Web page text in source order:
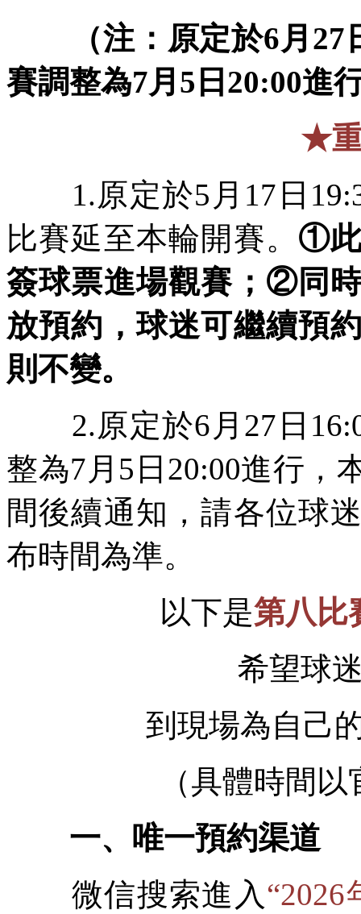
（注：原定於6月
賽調整為7月5日20:00進
★
1.原定於5月17日
比賽延至本輪開賽。 ①此
簽球票進場觀賽；②同
放預約，球迷可繼續預
則不變。
2.原定於6月27日
整為7月5日20:00進行，
間後續通知，請各位球
布時間為準。
以下是第八比
希望球
到現場為自己
（具體時間
一、唯一預約渠道
微信搜索進入